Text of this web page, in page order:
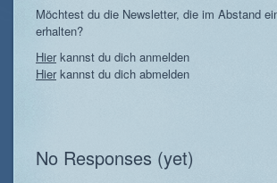
Möchtest du die Newsletter, die im Abstand
erhalten?
Hierkannst du dich anmelden
Hierkannst du dich abmelden
No Responses (yet)